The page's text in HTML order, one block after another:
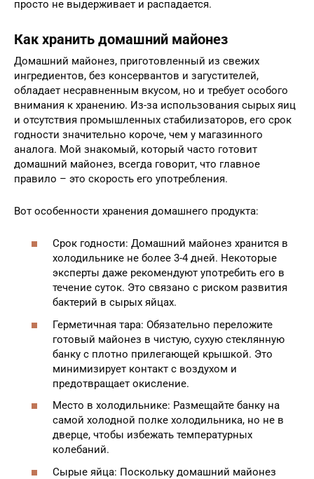
просто не выдерживает и распадается.
Как хранить домашний майонез
Домашний майонез, приготовленный из свежих
ингредиентов, без консервантов и загустителей,
обладает несравненным вкусом, но и требует особого
внимания к хранению. Из-за использования сырых яиц
и отсутствия промышленных стабилизаторов, его срок
годности значительно короче, чем у магазинного
аналога. Мой знакомый, который часто готовит
домашний майонез, всегда говорит, что главное
правило – это скорость его употребления.
Вот особенности хранения домашнего продукта:
Срок годности: Домашний майонез хранится в
холодильнике не более 3-4 дней. Некоторые
эксперты даже рекомендуют употребить его в
течение суток. Это связано с риском развития
бактерий в сырых яйцах.
Герметичная тара: Обязательно переложите
готовый майонез в чистую, сухую стеклянную
банку с плотно прилегающей крышкой. Это
минимизирует контакт с воздухом и
предотвращает окисление.
Место в холодильнике: Размещайте банку на
самой холодной полке холодильника, но не в
дверце, чтобы избежать температурных
колебаний.
Сырые яйца: Поскольку домашний майонез